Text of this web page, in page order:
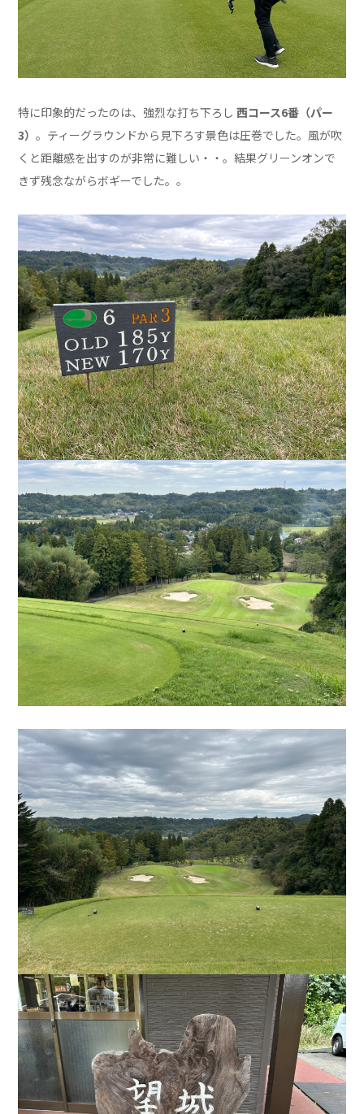
特に印象的だったのは、強烈な打ち下ろし西コース6番（パー
3）。ティーグラウンドから見下ろす景色は圧巻でした。風が吹
くと距離感を出すのが非常に難しい・・。結果グリーンオンで
きず残念ながらボギーでした。。